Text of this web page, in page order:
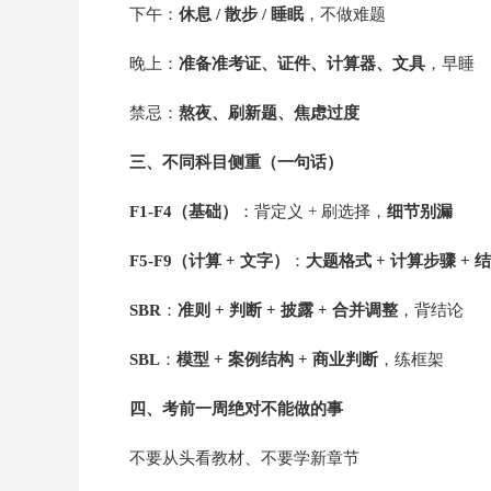
下午： 休息 / 散步 / 睡眠，不做难题
晚上： 准备准考证、证件、计算器、文具，早睡
禁忌： 熬夜、刷新题、焦虑过度
三、不同科目侧重（一句话）
F1-F4（基础） ：背定义 + 刷选择， 细节别漏
F5-F9（计算 + 文字） ： 大题格式 + 计算步骤 +
SBR ： 准则 + 判断 + 披露 + 合并调整，背结论
SBL： 模型 + 案例结构 + 商业判断，练框架
四、考前一周绝对不能做的事
不要从头看教材、不要学新章节